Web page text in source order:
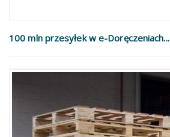
100 mln przesyłek w e-Doręczeniach...